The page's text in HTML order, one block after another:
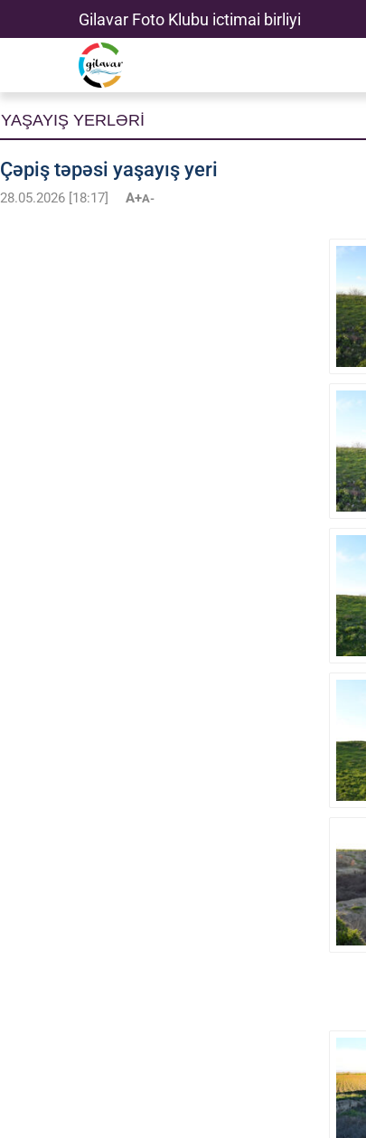
Gilavar Foto Klubu ictimai birliyi
YAŞAYIŞ YERLƏRİ
Çəpiş təpəsi yaşayış yeri
28.05.2026 [18:17] A+A-